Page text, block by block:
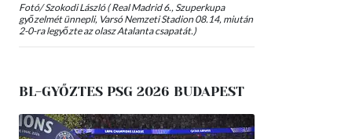
Fotó/ Szokodi László ( Real Madrid 6., Szuperkupa
győzelmét ünnepli, Varsó Nemzeti Stadion 08.14, miután
2-0-ra legyőzte az olasz Atalanta csapatát.)
BL-GYŐZTES PSG 2026 BUDAPEST